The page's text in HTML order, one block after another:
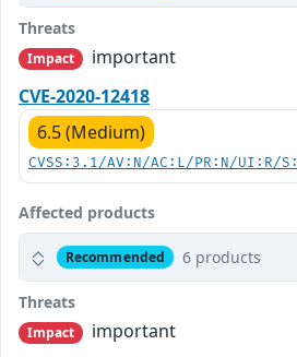
Threats
Impact
important
CVE-2020-12418
6.5 (Medium)
CVSS:3.1/AV:N/AC:L/PR:N/UI:R/
Affected products
Recommended 6 products
Threats
Impact
important